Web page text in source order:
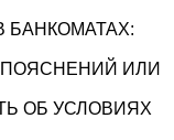
БАНКОМАТАХ:
ИЛИ
ОБ УСЛОВИЯХ